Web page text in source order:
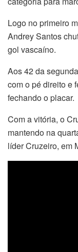
Logo no primeiro
Andrey Santos
gol vascaíno.
Aos 42 da
com o pé direito e
fechando o placar.
Com a vitória, o
mantendo na
líder Cruzeiro, em